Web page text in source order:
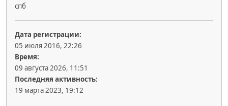
спб
Дата регистрации:
05 июля 2016, 22:26
Время:
09 августа 2026, 11:51
Последняя активность:
19 марта 2023, 19:12